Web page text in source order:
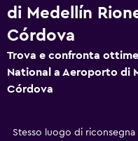
di Medellín
Córdova
Trova e confronta
National a Aeroporto di
Córdova
Stesso luogo di riconsegna